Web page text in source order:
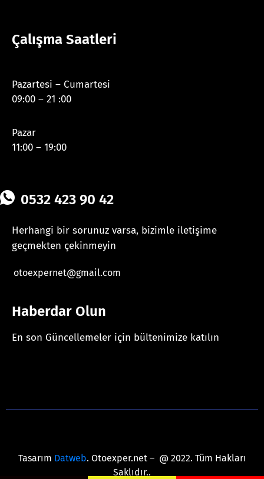
Çalışma Saatleri
Pazartesi – Cumartesi
09:00 – 21 :00
Pazar
11:00 – 19:00
0532 423 90 42
Herhangi bir sorunuz varsa, bizimle iletişime
geçmekten çekinmeyin
otoexpernet@gmail.com
Haberdar Olun
En son Güncellemeler için bültenimize katılın
Tasarım Datweb. Otoexper.net – @ 2022. Tüm Hakları
Saklıdır..